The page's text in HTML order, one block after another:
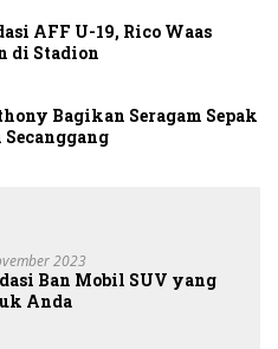
AFF U-19, Rico Waas
di Stadion
Bagikan Seragam Sepak
2023
Ban Mobil SUV yang
Anda